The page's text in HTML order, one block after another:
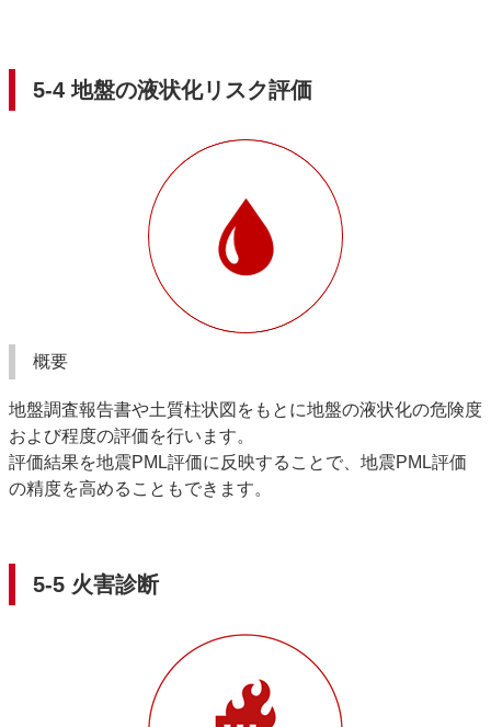
5-4 地盤の液状化リスク評価
概要
地盤調査報告書や土質柱状図をもとに地盤の液状化の危険度
および程度の評価を行います。
評価結果を地震PML評価に反映することで、地震PML評価
の精度を高めることもできます。
5-5 火害診断